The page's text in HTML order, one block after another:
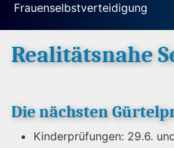
Frauenselbstverteidigung
Realitätsnahe
Die nächsten
Kinderprüfungen: 29.6.